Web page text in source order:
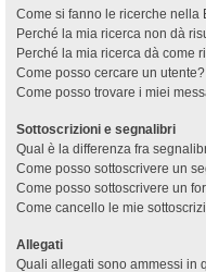
Come si fanno le ricerche nella
Perché la mia ricerca non dà
Perché la mia ricerca dà come
Come posso cercare un utente?
Come posso trovare i miei
Sottoscrizioni e segnalibri
Qual è la differenza fra
Come posso sottoscrivere un
Come posso sottoscrivere un
Come cancello le mie
Allegati
Quali allegati sono ammessi in